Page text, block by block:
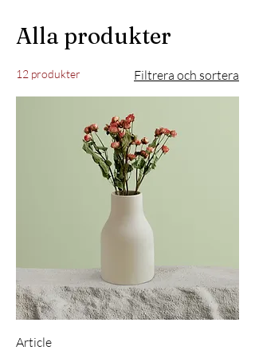
Alla produkter
12 produkter Filtrera och sortera
Article